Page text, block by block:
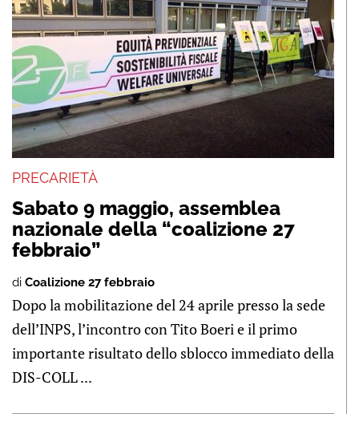
PRECARIETÀ
Sabato 9 maggio, assemblea
nazionale della “coalizione 27
febbraio”
di Coalizione 27 febbraio
Dopo la mobilitazione del 24 aprile presso la sede
dell’INPS, l’incontro con Tito Boeri e il primo
importante risultato dello sblocco immediato della
DIS-COLL ...